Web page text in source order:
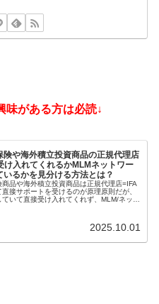
味がある方は必読↓
険や海外積立投資商品の正規代理店
け入れてくれるかMLMネットワー
いるかを見分ける方法とは？
商品や海外積立投資商品は正規代理店=IFA
接サポートを受けるのが原理原則だが、
いて直接受け入れてくれず、MLM/ネット
2025.10.01